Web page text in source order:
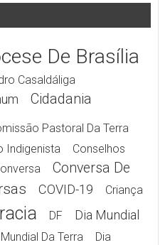
De Brasília
Casaldáliga
Cidadania
Pastoral Da Terra
Indigenista
Conselhos
Conversa De
COVID-19
Criança
DF
Dia Mundial
Da Terra
Dia